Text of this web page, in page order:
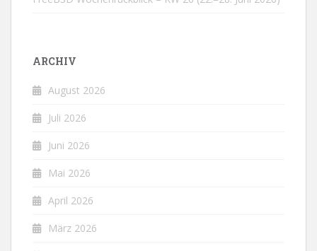
ARCHIV
August 2026
Juli 2026
Juni 2026
Mai 2026
April 2026
März 2026